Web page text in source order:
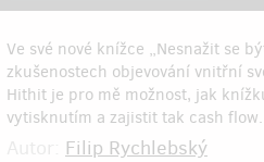
Ve své nové knížce „Nesnažit se
zkušenostech objevování vnitřní
Hithit je pro mě možnost, jak
vytisknutím a zajistit tak cash
Filip Rychlebský